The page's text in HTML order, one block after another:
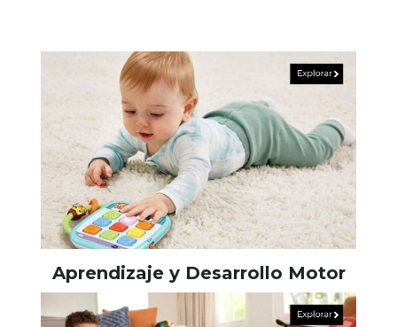
Aprendizaje y Desarrollo Motor